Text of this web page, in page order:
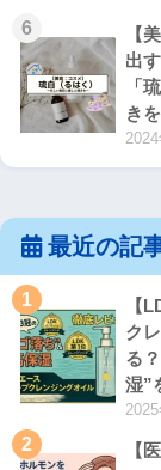
6
【
出
「
き
最近の記
1
【
ク
る
湿”
2
【